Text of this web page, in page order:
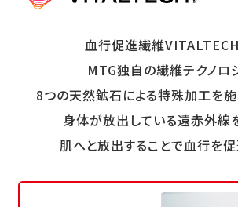
血行促進繊維
MTG独自の繊維テクノロ
8つの天然鉱石による特殊加工を施
身体が放出している遠赤外線
肌へと放出することで血行を促